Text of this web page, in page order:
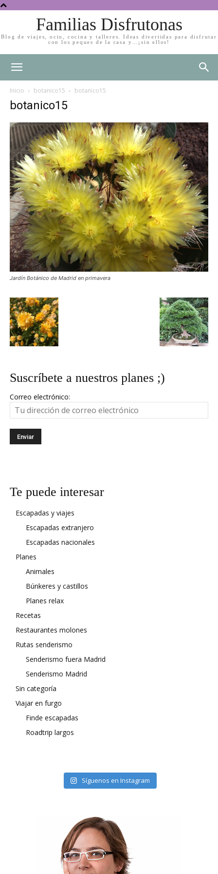
Familias Disfrutonas
Blog de viajes, ocio, cocina y talleres. Ideas divertidas para disfrutar
con los peques de la casa y…¡sin ellos!
Inicio botanico15 botanico15
botanico15
Jardín Botánico de Madrid en primavera
Suscríbete a nuestros planes ;)
Correo electrónico:
Te puede interesar
Escapadas y viajes
Escapadas extranjero
Escapadas nacionales
Planes
Animales
Búnkeres y castillos
Planes relax
Recetas
Restaurantes molones
Rutas senderismo
Senderismo fuera Madrid
Senderismo Madrid
Sin categoría
Viajar en furgo
Finde escapadas
Roadtrip largos
Síguenos en Instagram